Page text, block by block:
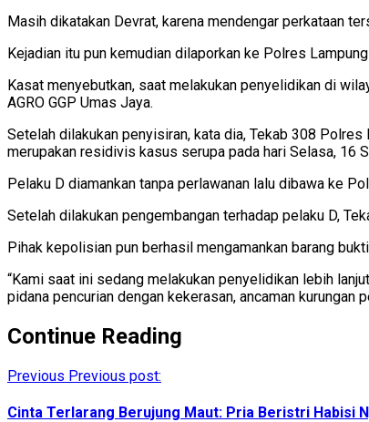
Masih dikatakan Devrat, karena mendengar perkataan
Kejadian itu pun kemudian dilaporkan ke Polres
Kasat menyebutkan, saat melakukan penyelidikan di
AGRO GGP Umas Jaya.
Setelah dilakukan penyisiran, kata dia, Tekab 308
merupakan residivis kasus serupa pada hari Selasa, 16
Pelaku D diamankan tanpa perlawanan lalu dibawa ke
Setelah dilakukan pengembangan terhadap pelaku D,
Pihak kepolisian pun berhasil mengamankan barang
“Kami saat ini sedang melakukan penyelidikan lebih
pidana pencurian dengan kekerasan, ancaman kurungan
Continue Reading
Previous Previous post:
Cinta Terlarang Berujung Maut: Pria Beristri Habisi